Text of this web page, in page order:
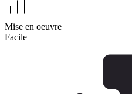
Mise en oeuvre
Facile